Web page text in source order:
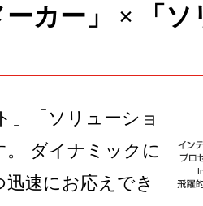
カー」 × 「ソ
」「ソリューショ
ダイナミックに
速にお応えでき